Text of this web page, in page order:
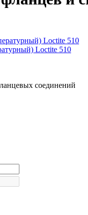
Loctite 510
соединений